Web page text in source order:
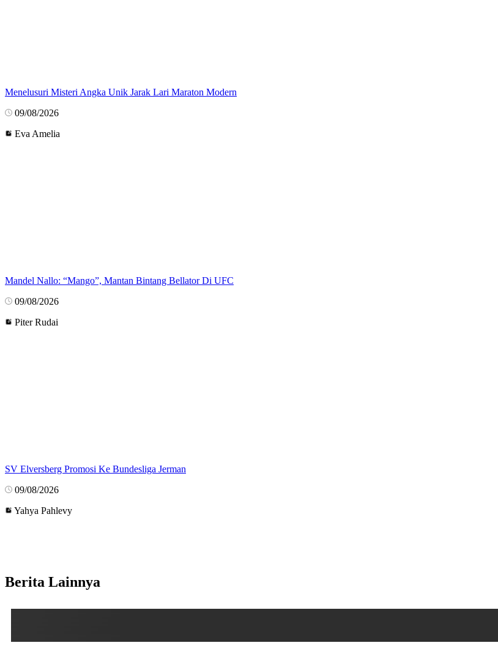
Menelusuri Misteri Angka Unik Jarak Lari Maraton Modern
09/08/2026
Eva Amelia
Mandel Nallo: “Mango”, Mantan Bintang Bellator Di UFC
09/08/2026
Piter Rudai
SV Elversberg Promosi Ke Bundesliga Jerman
09/08/2026
Yahya Pahlevy
Berita Lainnya